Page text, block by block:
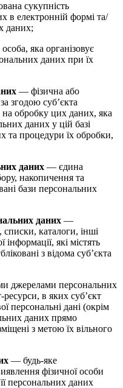
сукупність
в електронній формі та/
даних;
яка організовує
даних при їх
— фізична або
згодою суб’єкта
обробку цих даних, яка
даних у цій базі
та процедури їх обробки,
даних — єдина
накопичення та
бази персональних
даних —
списки, каталоги, інші
інформації, які містять
з відома суб’єкта
джерелами персональних
ресурси, в яких суб’єкт
персональні дані (окрім
даних прямо
з метою їх вільного
— будь-яке
фізичної особи
персональних даних